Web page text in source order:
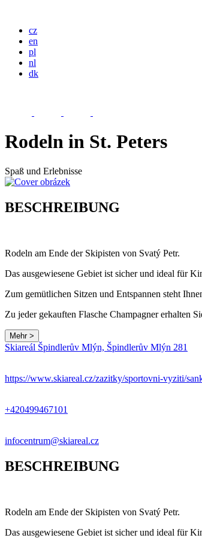
cz
en
pl
nl
dk
Rodeln in St. Peters
Spaß und Erlebnisse
BESCHREIBUNG
Rodeln am Ende der Skipisten von Svatý Petr.
Das ausgewiesene Gebiet ist sicher und ideal für
Zum gemütlichen Sitzen und Entspannen steht
Zu jeder gekauften Flasche Champagner erhalten
Mehr >
Skiareál Špindlerův Mlýn, Špindlerův Mlýn 281
https://www.skiareal.cz/zazitky/sportovni-vyziti/
+420499467101
infocentrum@skiareal.cz
BESCHREIBUNG
Rodeln am Ende der Skipisten von Svatý Petr.
Das ausgewiesene Gebiet ist sicher und ideal für